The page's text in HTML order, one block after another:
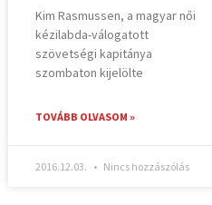
Kim Rasmussen, a magyar női
kézilabda-válogatott
szövetségi kapitánya
szombaton kijelölte
TOVÁBB OLVASOM »
2016.12.03. Nincs hozzászólás